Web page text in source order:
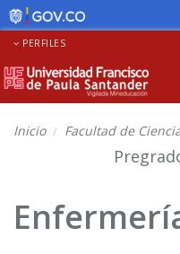
PERFILES
Inicio Facultad de